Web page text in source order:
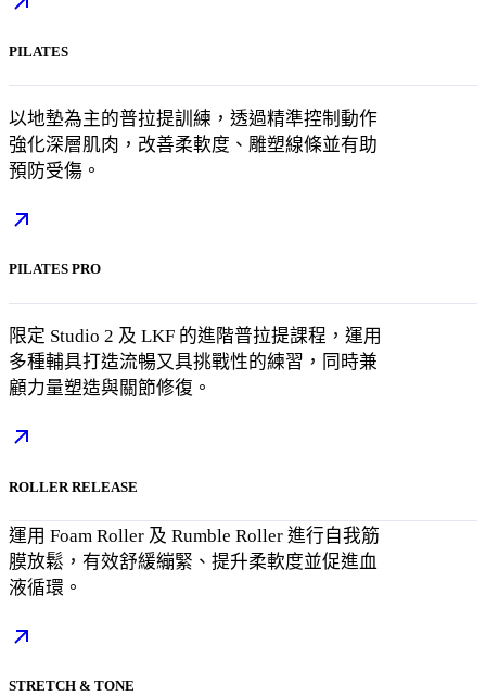
PILATES
以地墊為主的普拉提訓練，透過精準控制動作
強化深層肌肉，改善柔軟度、雕塑線條並有助
預防受傷。
PILATES PRO
限定 Studio 2 及 LKF 的進階普拉提課程，運用
多種輔具打造流暢又具挑戰性的練習，同時兼
顧力量塑造與關節修復。
ROLLER RELEASE
運用 Foam Roller 及 Rumble Roller 進行自我筋
膜放鬆，有效舒緩繃緊、提升柔軟度並促進血
液循環。
STRETCH & TONE